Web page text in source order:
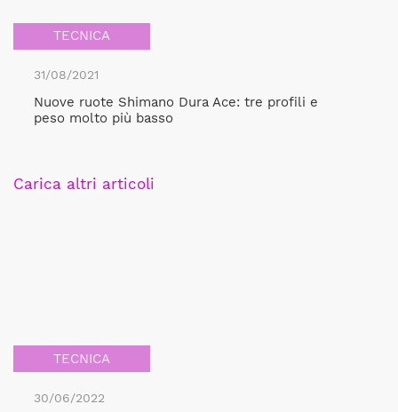
TECNICA
31/08/2021
Nuove ruote Shimano Dura Ace: tre profili e
peso molto più basso
Carica altri articoli
TECNICA
30/06/2022